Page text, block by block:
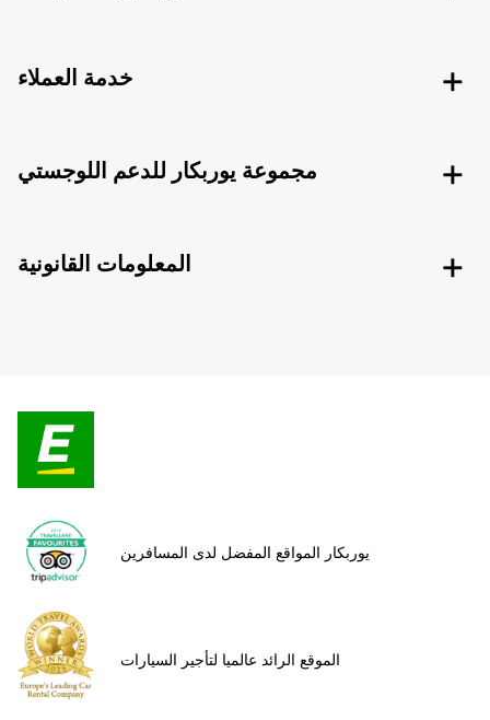
خدمة العملاء
مجموعة يوربكار للدعم اللوجستي
المعلومات القانونية
يوربكار المواقع المفضل لدى المسافرين
الموقع الرائد عالميا لتأجير السيارات